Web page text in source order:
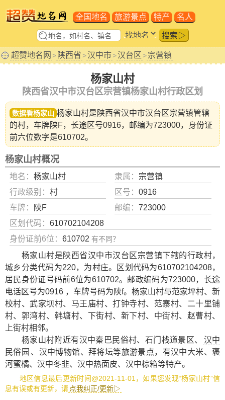
全国地名 旅游景点 特产 名人
搜索▷
超赞地名网 > 陕西省>汉中市>汉台区 >宗营镇
杨家山村
陕西省汉中市汉台区宗营镇杨家山村行政区划
数据看杨家山 杨家山村是陕西省汉中市汉台区宗营镇管辖
的村，车牌陕F，长途区号0916，邮编为723000，身份证
前六位数字是610702。
杨家山村概况
地名： 杨家山村 隶属： 宗营镇
行政级别： 村 区号：0916
车牌：
陕F 邮编：723000
区划代码： 610702104208
身份证前6位： 610702 有不同？
杨家山村是陕西省汉中市汉台区宗营镇下辖的行政村，
城乡分类代码为220，为村庄。区划代码为610702104208，
居民身份证号码前6位为610702。邮政编码为723000，长途
电话区号为0916 ，车牌号码为陕f。杨家山村与范家坪村、新
校村、武家坝村、马王庙村、打钟寺村、范寨村、二十里铺
村、郭湾村、韩塘村、下街村、新下村、中街村、赵曹村、
上街村相邻。
杨家山村附近有汉中秦巴民俗村、 石门栈道景区、
汉中
民俗园 、 汉中博物馆、拜将坛等旅游景点，有汉中大米、褒
河蜜橘、 汉中冬韭、 汉中热面皮、 汉中棕箱等特产。
地区信息最后更新时间@2021-11-01，如果您发现“杨家山村”信
息有误或有更新，请 点我纠正/更新▷